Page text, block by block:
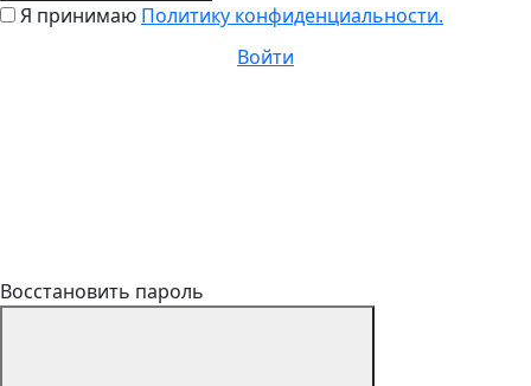
Я принимаю Политику конфиденциальности.
Войти
Восстановить пароль